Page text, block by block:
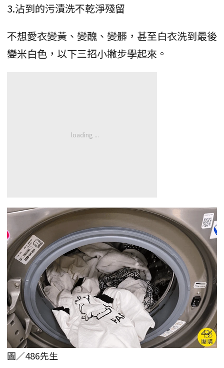
3.沾到的污漬洗不乾淨殘留
不想愛衣變黃、變醜、變髒，甚至白衣洗到最後
變米白色，以下三招小撇步學起來。
圖／486先生